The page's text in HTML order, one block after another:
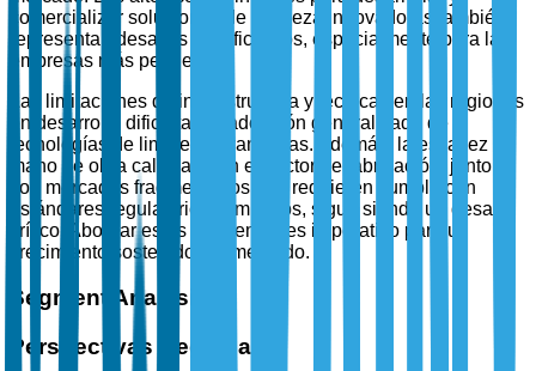
comercializar soluciones de limpieza innovadoras también
representan desafíos significativos, especialmente para las
empresas más pequeñas.
Las limitaciones de infraestructura y técnicas en las regiones
en desarrollo dificultan la adopción generalizada de
tecnologías de limpieza avanzadas. Además, la escasez de
mano de obra calificada en el sector de fabricación, junto
con mercados fragmentados que requieren cumplir con
estándares regulatorios complejos, sigue siendo un desafío
crítico. Abordar estos problemas es imperativo para un
crecimiento sostenido del mercado.
Segment Analysis
Perspectivas Regionales